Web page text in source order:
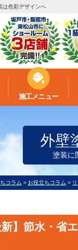
は色彩デザインへ
施工メニュー
外壁
塗装に
コラム > お役立ちコラム >
新】節水・